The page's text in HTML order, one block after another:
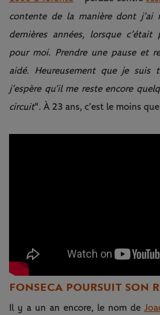
contente de la manière dont j’ai
dernières années, lorsque c’était
pour moi. Prendre une pause et
aidé. Heureusement que je suis
j’espère qu’il me reste encore
circuit". À 23 ans, c’est le moins
FONSECA POURSUIT SON
Il y a un an encore, le nom de